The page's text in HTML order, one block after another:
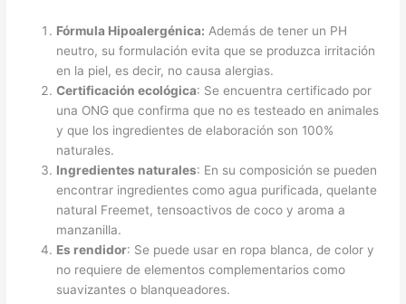
Fórmula Hipoalergénica: Además de tener un PH
neutro, su formulación evita que se produzca irritación
en la piel, es decir, no causa alergias.
Certificación ecológica: Se encuentra certificado por
una ONG que confirma que no es testeado en animales
y que los ingredientes de elaboración son 100%
naturales.
Ingredientes naturales: En su composición se pueden
encontrar ingredientes como agua purificada, quelante
natural Freemet, tensoactivos de coco y aroma a
manzanilla.
Es rendidor: Se puede usar en ropa blanca, de color y
no requiere de elementos complementarios como
suavizantes o blanqueadores.